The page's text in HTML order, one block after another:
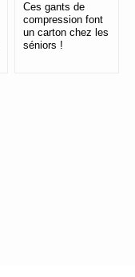
Ces gants de
compression font
un carton chez les
séniors !